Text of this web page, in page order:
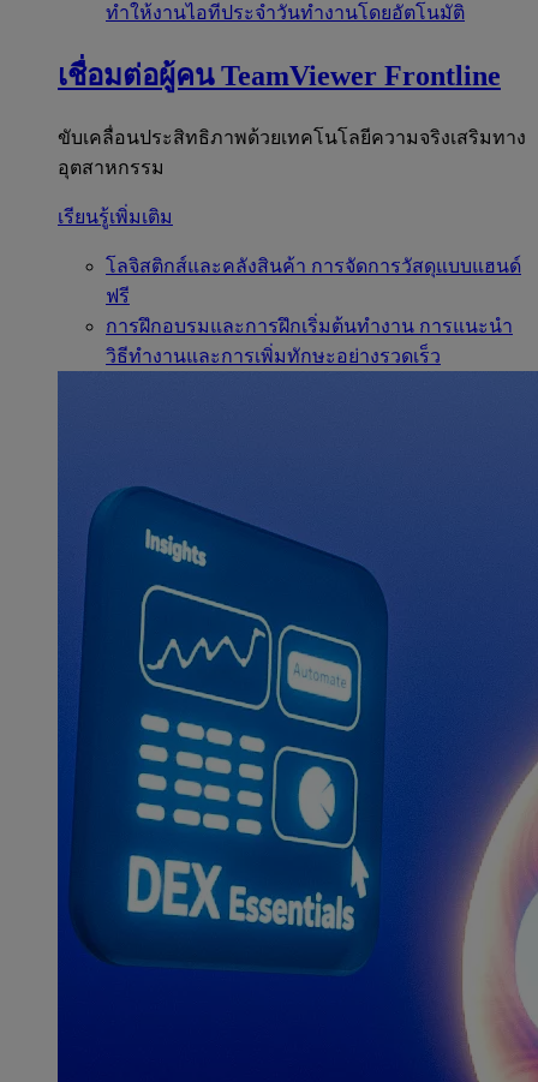
ทำให้งานไอทีประจำวันทำงานโดยอัตโนมัติ
เชื่อมต่อผู้คน TeamViewer Frontline
ขับเคลื่อนประสิทธิภาพด้วยเทคโนโลยีความจริงเสริมทาง
อุตสาหกรรม
เรียนรู้เพิ่มเติม
โลจิสติกส์และคลังสินค้า การจัดการวัสดุแบบแฮนด์
ฟรี
การฝึกอบรมและการฝึกเริ่มต้นทำงาน การแนะนำ
วิธีทำงานและการเพิ่มทักษะอย่างรวดเร็ว